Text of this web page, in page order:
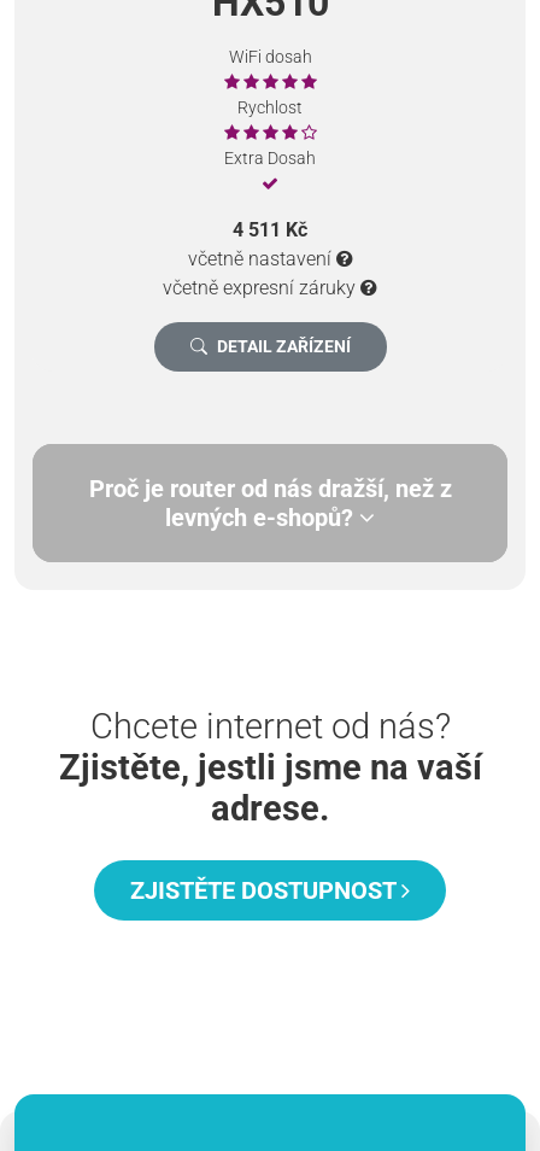
WiFi dosah
Rychlost
Extra Dosah
4 511 Kč
včetně nastavení
včetně expresní záruky
DETAIL ZAŘÍZENÍ
Proč je router od nás dražší, než z
levných e-shopů?
Chcete internet od nás?
Zjistěte, jestli jsme na vaší
adrese.
ZJISTĚTE DOSTUPNOST